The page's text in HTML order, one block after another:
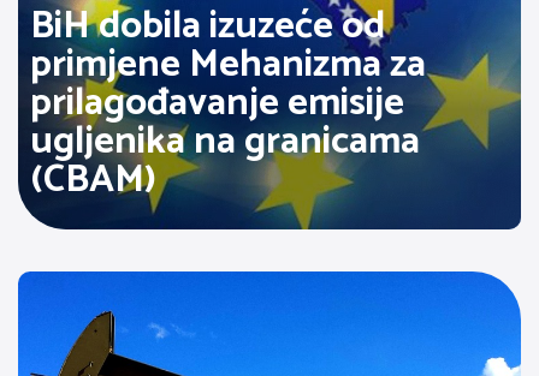
BiH dobila izuzeće od
primjene Mehanizma za
prilagođavanje emisije
ugljenika na granicama
(CBAM)